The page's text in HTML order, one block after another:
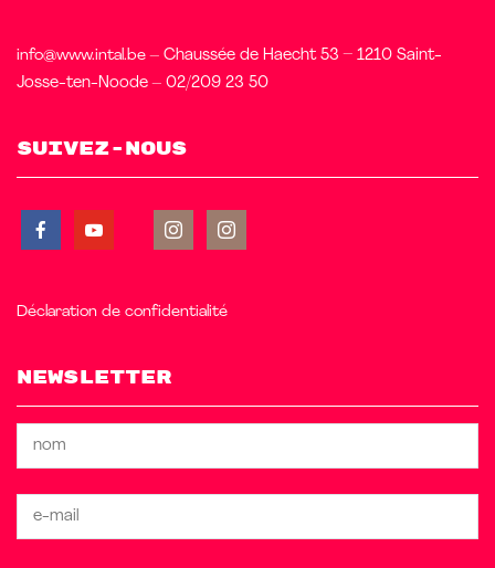
info@www.intal.be – Chaussée de Haecht 53 – 1210 Saint-
Josse-ten-Noode – 02/209 23 50
Suivez-nous
Déclaration de confidentialité
Newsletter